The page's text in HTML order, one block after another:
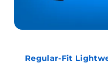
Regular-Fit